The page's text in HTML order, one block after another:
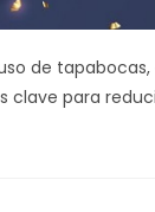
de
clave para